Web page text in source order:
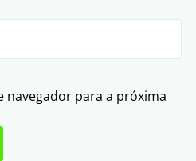
navegador para a próxima